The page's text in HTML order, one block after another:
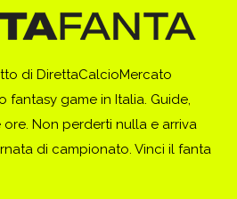
di DirettaCalcioMercato
fantasy game in Italia. Guide,
Non perderti nulla e arriva
di campionato. Vinci il fanta